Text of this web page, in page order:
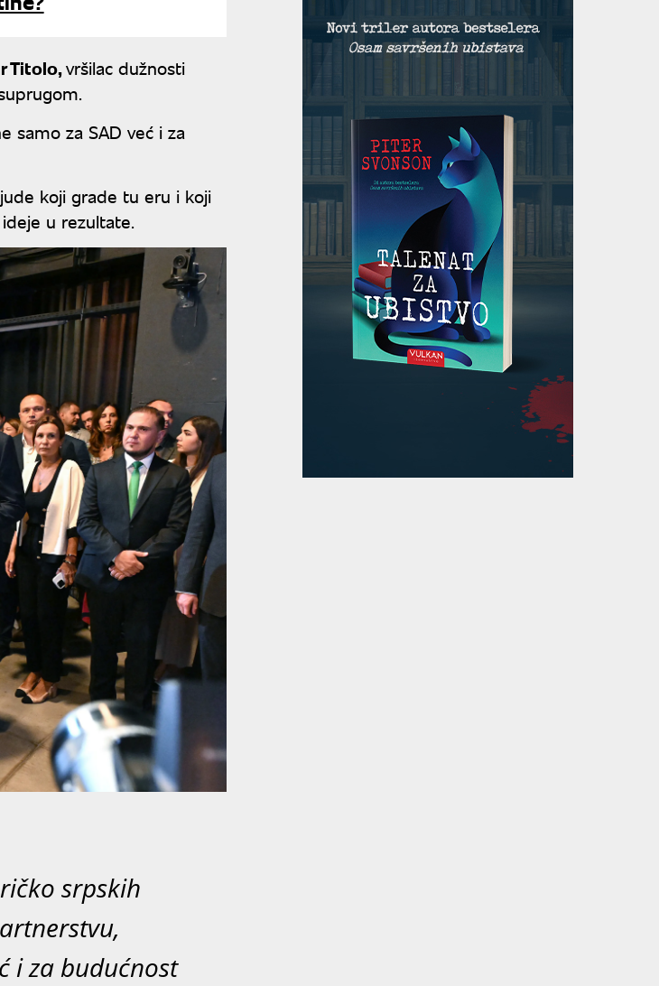
Titolo,vršilac dužnosti
samo za SAD već i za
koji grade tu eru i koji
u rezultate.
srpskih
i za budućnost